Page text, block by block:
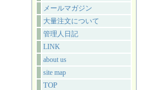
メールマガジン
大量注文について
管理人日記
LINK
about us
site map
TOP